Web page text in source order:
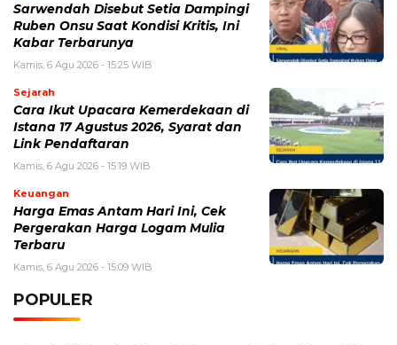
Sarwendah Disebut Setia Dampingi
Ruben Onsu Saat Kondisi Kritis, Ini
Kabar Terbarunya
Kamis, 6 Agu 2026 - 15:25 WIB
Sejarah
Cara Ikut Upacara Kemerdekaan di
Istana 17 Agustus 2026, Syarat dan
Link Pendaftaran
Kamis, 6 Agu 2026 - 15:19 WIB
Keuangan
Harga Emas Antam Hari Ini, Cek
Pergerakan Harga Logam Mulia
Terbaru
Kamis, 6 Agu 2026 - 15:09 WIB
POPULER